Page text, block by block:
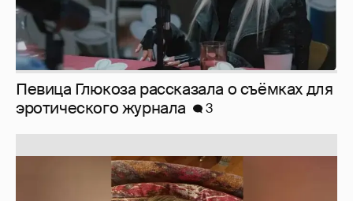
Юлия Высоцкая выложила селфи без